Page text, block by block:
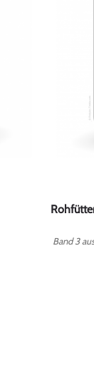
Band 3